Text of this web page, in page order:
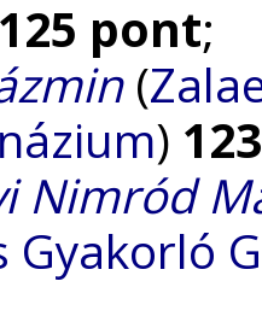
125 pont;
(
)
Nimród
Gyakorló